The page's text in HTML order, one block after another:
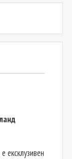
ексклузивен